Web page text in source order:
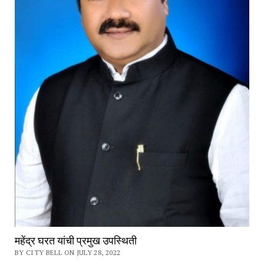
महेंद्र घरत यांची प्रमुख उपस्थिती
BY CITY BELL ON JULY 28, 2022